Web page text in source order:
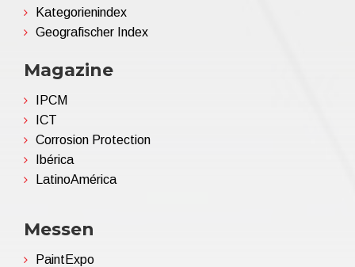
Kategorienindex
Geografischer Index
Magazine
IPCM
ICT
Corrosion Protection
Ibérica
LatinoAmérica
Messen
PaintExpo